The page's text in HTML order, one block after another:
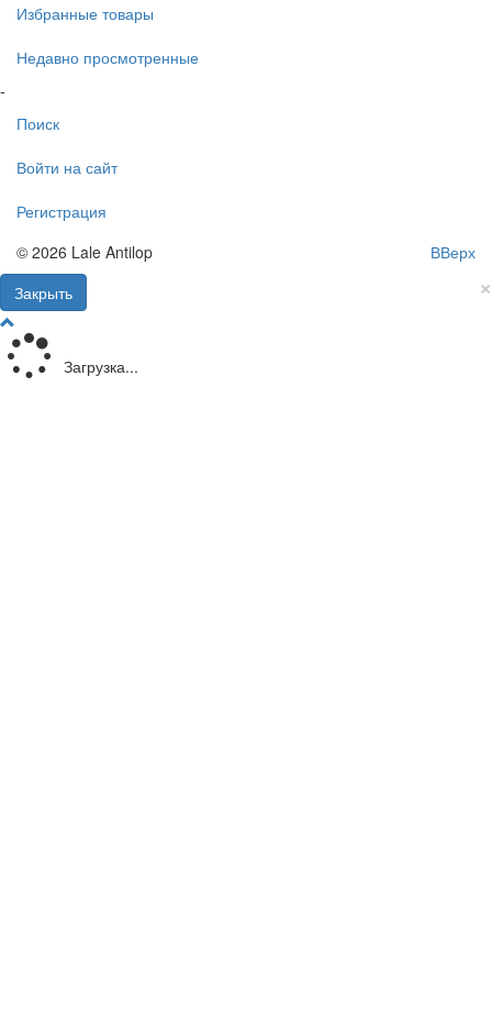
Избранные товары
Недавно просмотренные
-
Поиск
Войти на сайт
Регистрация
ВВерх
© 2026 Lale Antilop
×
Закрыть
Загрузка...